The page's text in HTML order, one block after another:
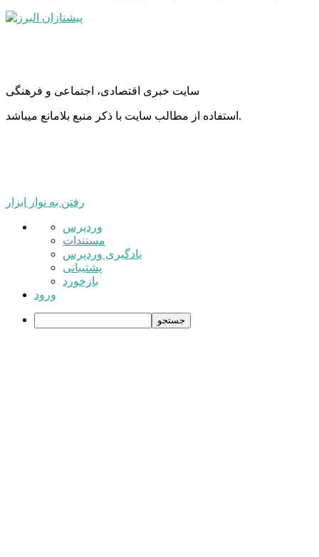
سایت خبری اقتصادی، اجتماعی و فرهنگی
استفاده از مطالب سایت با ذکر منبع بلامانع میباشد.
رفتن به نوار ابزار
درباره
وردپرس
وردپرس
مستندات
یادگیری وردپرس
پشتیبانی
بازخورد
ورود
جستجو